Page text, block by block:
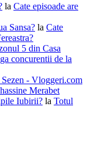
la Cate episoade are
Sansa? la Cate
5 din Casa
concurentii de la
- Vloggeri.com
Merabet
Iubirii? la Totul